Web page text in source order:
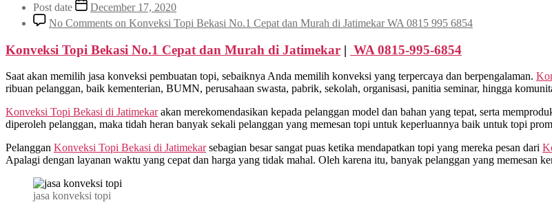
Post date
December 17, 2020
No Comments on Konveksi Topi Bekasi No.1 Cepat dan Murah di Jatimekar WA 0815 995 6854
Konveksi Topi Bekasi No.1 Cepat dan Murah di Jatimekar | WA 0815-995-6854
Saat akan memilih jasa konveksi pembuatan topi, sebaiknya Anda memilih konveksi yang terpercaya dan berpengalaman.
ribuan pelanggan, baik kementerian, BUMN, perusahaan swasta, pabrik, sekolah, organisasi, panitia seminar, hingga
Konveksi Topi Bekasi di Jatimekarakan merekomendasikan kepada pelanggan model dan bahan yang tepat, serta
diperoleh pelanggan, maka tidah heran banyak sekali pelanggan yang memesan topi untuk keperluannya baik untuk topi
Pelanggan Konveksi Topi Bekasi di Jatimekarsebagian besar sangat puas ketika mendapatkan topi yang mereka pesan dari
Apalagi dengan layanan waktu yang cepat dan harga yang tidak mahal. Oleh karena itu, banyak pelanggan yang memesan
jasa konveksi topi